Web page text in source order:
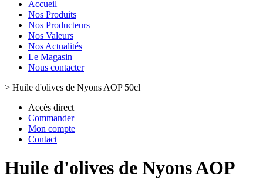
Accueil
Nos Produits
Nos Producteurs
Nos Valeurs
Nos Actualités
Le Magasin
Nous contacter
> Huile d'olives de Nyons AOP 50cl
Accès direct
Commander
Mon compte
Contact
Huile d'olives de Nyons AOP